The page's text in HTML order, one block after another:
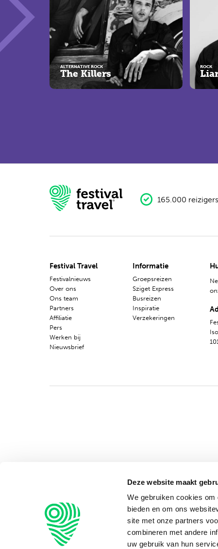
Deze website maakt
We gebruiken cookies
bieden en om ons
site met onze partners
combineren met andere
uw gebruik van hun
ALTERNATIVE ROCK
The Killers
ROCK
165.000
Festival Travel
Festivalnieuws
Over ons
Ons team
Partners
Affiliatie
Pers
Werken bij
Nieuwsbrief
Informatie
Groepsreizen
Sziget Express
Busreizen
Inspiratie
Verzekeringen